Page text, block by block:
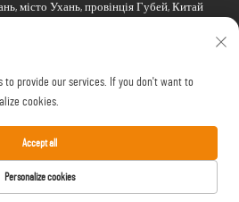
місто Ухань, провінція Губей, Китай
Всі права захищені. -
to provide our services. If you don't want to
cookies.
Personalize cookies
Accept all